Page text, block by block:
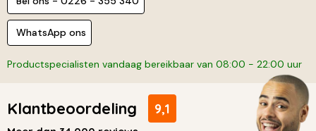
WhatsApp ons
Productspecialisten vandaag bereikbaar van 08:00 - 22:00 uur
Klantbeoordeling 9,1